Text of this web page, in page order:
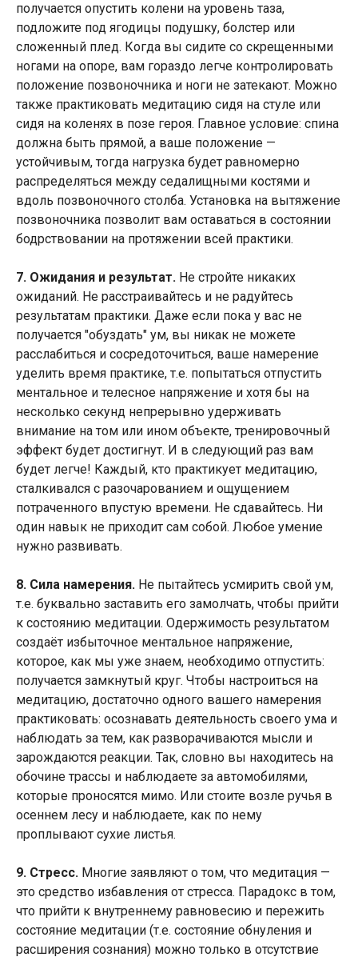
получается опустить колени на уровень таза,
подложите под ягодицы подушку, болстер или
сложенный плед. Когда вы сидите со скрещенными
ногами на опоре, вам гораздо легче контролировать
положение позвоночника и ноги не затекают. Можно
также практиковать медитацию сидя на стуле или
сидя на коленях в позе героя. Главное условие: спина
должна быть прямой, а ваше положение —
устойчивым, тогда нагрузка будет равномерно
распределяться между седалищными костями и
вдоль позвоночного столба. Установка на вытяжение
позвоночника позволит вам оставаться в состоянии
бодрствовании на протяжении всей практики.
7. Ожидания и результат. Не стройте никаких
ожиданий. Не расстраивайтесь и не радуйтесь
результатам практики. Даже если пока у вас не
получается "обуздать" ум, вы никак не можете
расслабиться и сосредоточиться, ваше намерение
уделить время практике, т.е. попытаться отпустить
ментальное и телесное напряжение и хотя бы на
несколько секунд непрерывно удерживать
внимание на том или ином объекте, тренировочный
эффект будет достигнут. И в следующий раз вам
будет легче! Каждый, кто практикует медитацию,
сталкивался с разочарованием и ощущением
потраченного впустую времени. Не сдавайтесь. Ни
один навык не приходит сам собой. Любое умение
нужно развивать.
8. Сила намерения. Не пытайтесь усмирить свой ум,
т.е. буквально заставить его замолчать, чтобы прийти
к состоянию медитации. Одержимость результатом
создаёт избыточное ментальное напряжение,
которое, как мы уже знаем, необходимо отпустить:
получается замкнутый круг. Чтобы настроиться на
медитацию, достаточно одного вашего намерения
практиковать: осознавать деятельность своего ума и
наблюдать за тем, как разворачиваются мысли и
зарождаются реакции. Так, словно вы находитесь на
обочине трассы и наблюдаете за автомобилями,
которые проносятся мимо. Или стоите возле ручья в
осеннем лесу и наблюдаете, как по нему
проплывают сухие листья.
9. Стресс. Многие заявляют о том, что медитация —
это средство избавления от стресса. Парадокс в том,
что прийти к внутреннему равновесию и пережить
состояние медитации (т.е. состояние обнуления и
расширения сознания) можно только в отсутствие